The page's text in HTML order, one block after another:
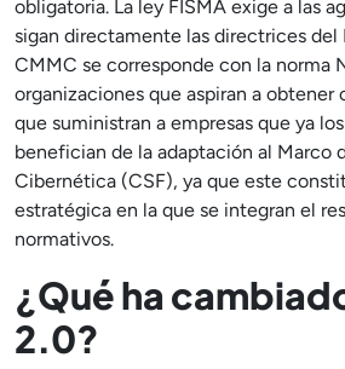
obligatoria. La ley FISMA exige a las
sigan directamente las directrices del
CMMC se corresponde con la norma
organizaciones que aspiran a obtener
que suministran a empresas que ya
benefician de la adaptación al Marco
Cibernética (CSF), ya que este
estratégica en la que se integran el
normativos.
¿Qué ha
2.0?